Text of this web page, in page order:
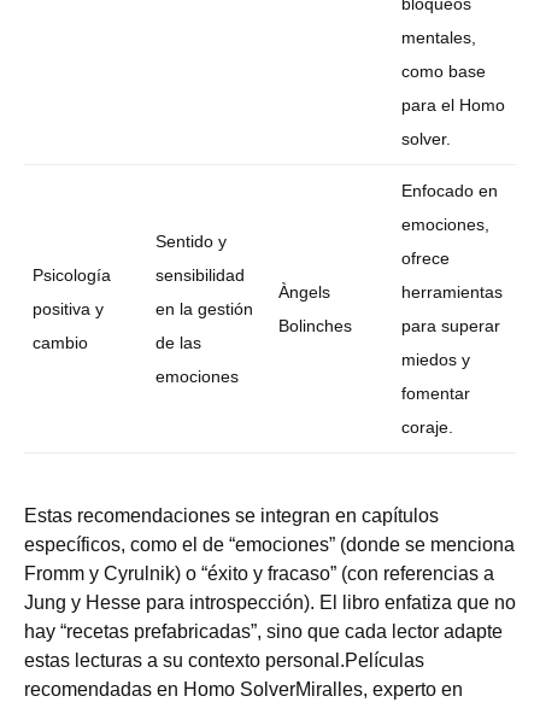
mentales,
como base
para el Homo
solver.
Psicología
positiva y
cambio
Sentido y
sensibilidad
en la gestión
de las
emociones
Àngels
Bolinches
Enfocado en
emociones,
ofrece
herramientas
para superar
miedos y
fomentar
coraje.
Estas recomendaciones se integran en capítulos
específicos, como el de “emociones” (donde se menciona
Fromm y Cyrulnik) o “éxito y fracaso” (con referencias a
Jung y Hesse para introspección). El libro enfatiza que no
hay “recetas prefabricadas”, sino que cada lector adapte
estas lecturas a su contexto personal.Películas
recomendadas en Homo SolverMiralles, experto en